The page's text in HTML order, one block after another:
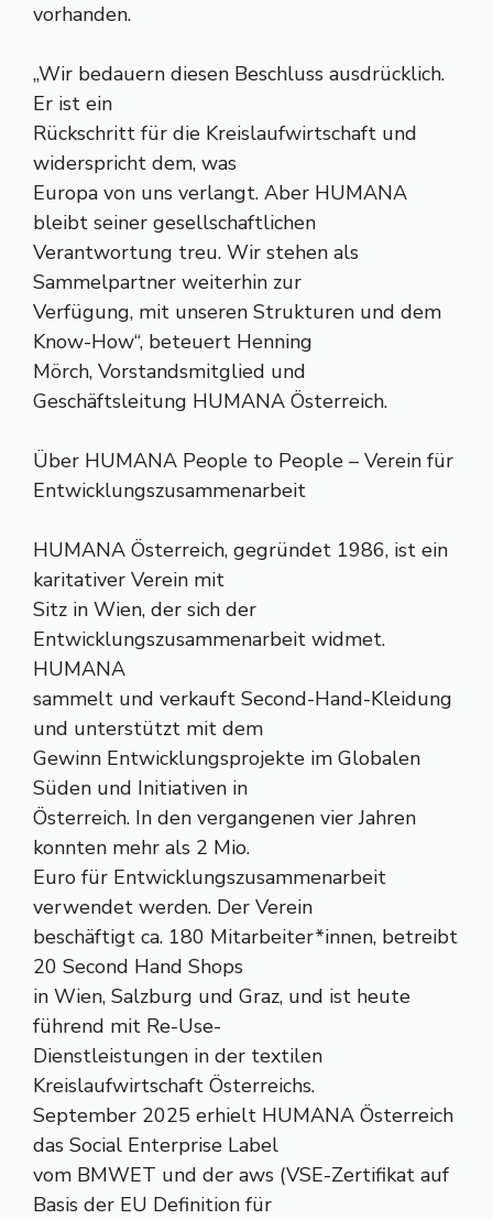
vorhanden.
„Wir bedauern diesen Beschluss ausdrücklich.
Er ist ein
Rückschritt für die Kreislaufwirtschaft und
widerspricht dem, was
Europa von uns verlangt. Aber HUMANA
bleibt seiner gesellschaftlichen
Verantwortung treu. Wir stehen als
Sammelpartner weiterhin zur
Verfügung, mit unseren Strukturen und dem
Know-How“, beteuert Henning
Mörch, Vorstandsmitglied und
Geschäftsleitung HUMANA Österreich.
Über HUMANA People to People – Verein für
Entwicklungszusammenarbeit
HUMANA Österreich, gegründet 1986, ist ein
karitativer Verein mit
Sitz in Wien, der sich der
Entwicklungszusammenarbeit widmet.
HUMANA
sammelt und verkauft Second-Hand-Kleidung
und unterstützt mit dem
Gewinn Entwicklungsprojekte im Globalen
Süden und Initiativen in
Österreich. In den vergangenen vier Jahren
konnten mehr als 2 Mio.
Euro für Entwicklungszusammenarbeit
verwendet werden. Der Verein
beschäftigt ca. 180 Mitarbeiter*innen, betreibt
20 Second Hand Shops
in Wien, Salzburg und Graz, und ist heute
führend mit Re-Use-
Dienstleistungen in der textilen
Kreislaufwirtschaft Österreichs.
September 2025 erhielt HUMANA Österreich
das Social Enterprise Label
vom BMWET und der aws (VSE-Zertifikat auf
Basis der EU Definition für